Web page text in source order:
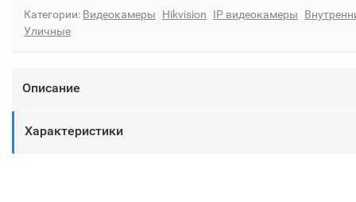
Категории: Видеокамеры Hikvision IP видеокамеры
Уличные
Описание
Характеристики